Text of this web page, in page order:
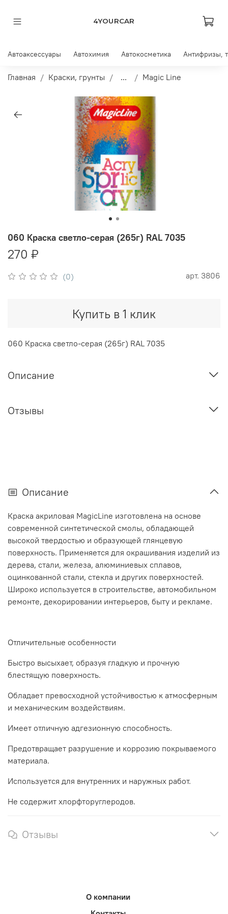
4YOURCAR
Автоаксессуары Автохимия Автокосметика Антифризы,
Главная Краски, грунты ... Magic Line
(0) арт. 3806
060 Краска светло-серая (265г) RAL 7035
270 ₽
Купить в 1 клик
060 Краска светло-серая (265г) RAL 7035
Описание
Отзывы
Описание
Краска акриловая MagicLine изготовлена на основе
современной синтетической смолы, обладающей
высокой твердостью и образующей глянцевую
поверхность. Применяется для окрашивания изделий из
дерева, стали, железа, алюминиевых сплавов,
оцинкованной стали, стекла и других поверхностей.
Широко используется в строительстве, автомобильном
ремонте, декорировании интерьеров, быту и рекламе.
Отличительные особенности
Быстро высыхает, образуя гладкую и прочную
блестящую поверхность.
Обладает превосходной устойчивостью к атмосферным
и механическим воздействиям.
Имеет отличную адгезионную способность.
Предотвращает разрушение и коррозию покрываемого
материала.
Используется для внутренних и наружных работ.
Не содержит хлорфторуглеродов.
Отзывы
О компании